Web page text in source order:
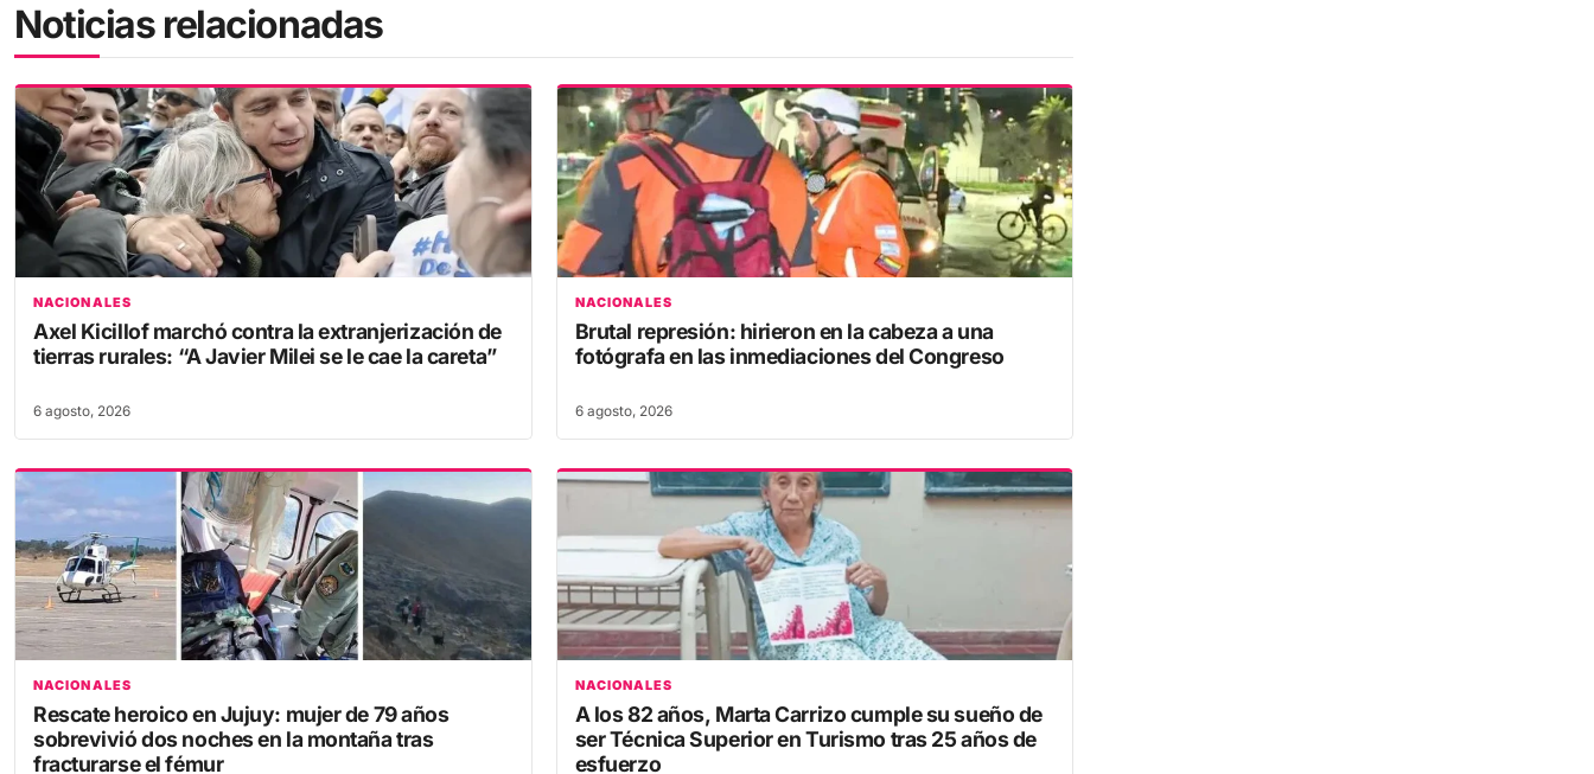
Noticias relacionadas
NACIONALES
Axel Kicillof marchó contra la extranjerización de
tierras rurales: “A Javier Milei se le cae la careta”
6 agosto, 2026
NACIONALES
Brutal represión: hirieron en la cabeza a una
fotógrafa en las inmediaciones del Congreso
6 agosto, 2026
NACIONALES
Rescate heroico en Jujuy: mujer de 79 años
sobrevivió dos noches en la montaña tras
fracturarse el fémur
NACIONALES
A los 82 años, Marta Carrizo cumple su sueño de
ser Técnica Superior en Turismo tras 25 años de
esfuerzo